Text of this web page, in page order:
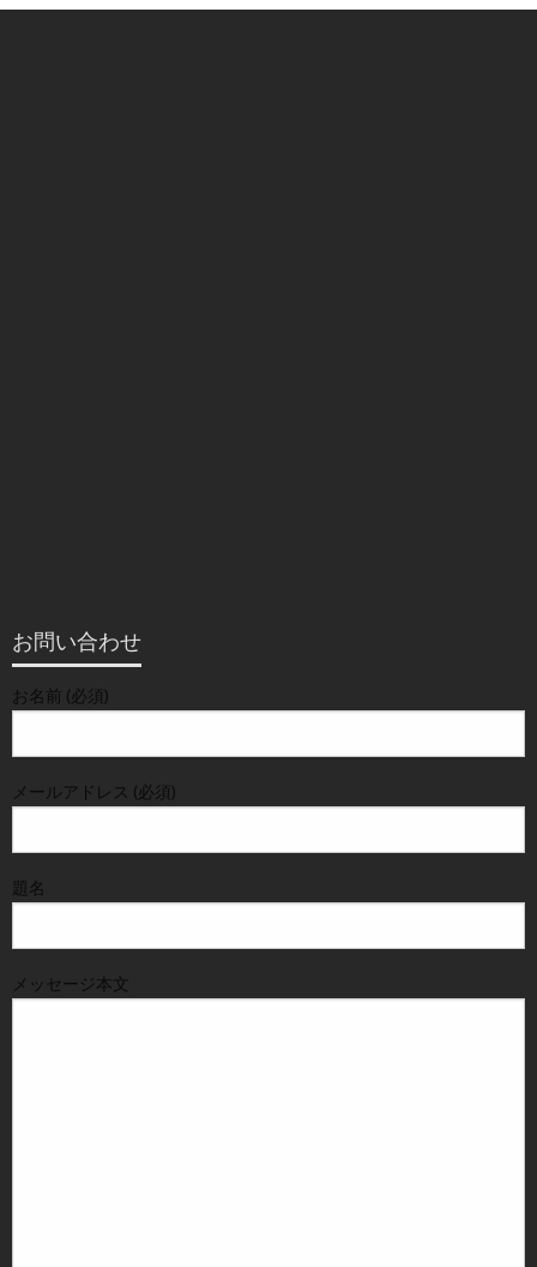
お問い合わせ
お名前 (必須)
メールアドレス (必須)
題名
メッセージ本文